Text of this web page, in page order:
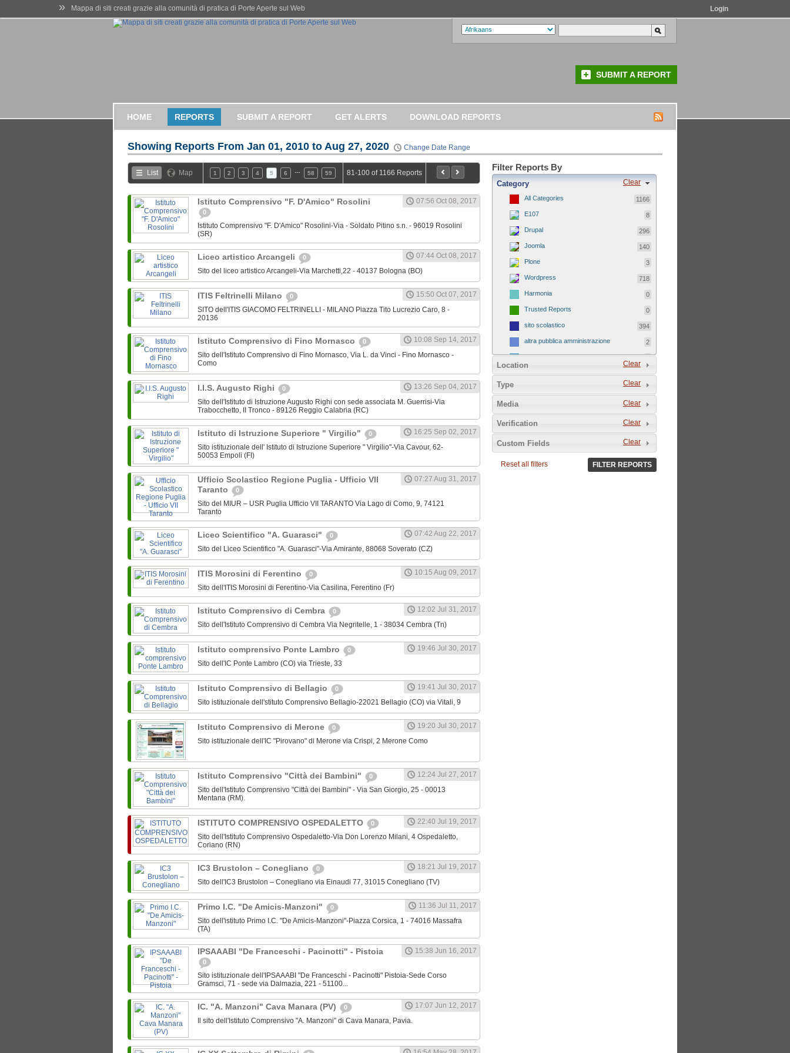
» Mappa di siti creati grazie alla comunità di pratica di Porte Aperte sul Web Login
SUBMIT A REPORT
HOME REPORTS SUBMIT A REPORT GET ALERTS DOWNLOAD REPORTS
Showing Reports From Jan 01, 2010 to Aug 27, 2020 Change Date Range
List Map 1 2 3 4 5 6 58 59 81-100 of 1166 Reports
Istituto Comprensivo "F. D'Amico" Rosolini
0
07:56 Oct 08, 2017
Istituto Comprensivo "F. D'Amico" Rosolini-Via - Soldato Pitino s.n. - 96019 Rosolini
(SR)
Liceo artistico Arcangeli 0
07:44 Oct 08, 2017
Sito del liceo artistico Arcangeli-Via Marchetti,22 - 40137 Bologna (BO)
ITIS Feltrinelli Milano 0
15:50 Oct 07, 2017
SITO dell'ITIS GIACOMO FELTRINELLI - MILANO Piazza Tito Lucrezio Caro, 8 -
20136
Istituto Comprensivo di Fino Mornasco 0
10:08 Sep 14, 2017
Sito dell'Istituto Comprensivo di Fino Mornasco, Via L. da Vinci - Fino Mornasco -
Como
I.I.S. Augusto Righi 0
13:26 Sep 04, 2017
Sito dell'Istituto di Istruzione Augusto Righi con sede associata M. Guerrisi-Via
Trabocchetto, II Tronco - 89126 Reggio Calabria (RC)
Istituto di Istruzione Superiore " Virgilio" 0
16:25 Sep 02, 2017
Sito istituzionale dell' Istituto di Istruzione Superiore " Virgilio"-Via Cavour, 62-
50053 Empoli (FI)
Ufficio Scolastico Regione Puglia - Ufficio VII
Taranto
0
07:27 Aug 31, 2017
Sito del MIUR – USR Puglia Ufficio VII TARANTO Via Lago di Como, 9, 74121
Taranto
Liceo Scientifico "A. Guarasci" 0
07:42 Aug 22, 2017
Sito del Liceo Scientifico "A. Guarasci"-Via Amirante, 88068 Soverato (CZ)
ITIS Morosini di Ferentino 0
10:15 Aug 09, 2017
Sito dell'ITIS Morosini di Ferentino-Via Casilina, Ferentino (Fr)
Istituto Comprensivo di Cembra 0
12:02 Jul 31, 2017
Sito dell'Istituto Comprensivo di Cembra Via Negritelle, 1 - 38034 Cembra (Tn)
Istituto comprensivo Ponte Lambro 0
19:46 Jul 30, 2017
Sito dell'IC Ponte Lambro (CO) via Trieste, 33
Istituto Comprensivo di Bellagio 0
19:41 Jul 30, 2017
Sito istituzionale dell'stituto Comprensivo Bellagio-22021 Bellagio (CO) via Vitali, 9
Istituto Comprensivo di Merone 0
19:20 Jul 30, 2017
Sito istituzionale dell'IC "Pirovano" di Merone via Crispi, 2 Merone Como
Istituto Comprensivo "Città dei Bambini" 0
12:24 Jul 27, 2017
Sito dell'Istituto Comprensivo "Città dei Bambini" - Via San Giorgio, 25 - 00013
Mentana (RM).
ISTITUTO COMPRENSIVO OSPEDALETTO 0
22:40 Jul 19, 2017
Sito dell'Istituto Comprensivo Ospedaletto-Via Don Lorenzo Milani, 4 Ospedaletto,
Coriano (RN)
IC3 Brustolon – Conegliano 0
18:21 Jul 19, 2017
Sito dell'IC3 Brustolon – Conegliano via Einaudi 77, 31015 Conegliano (TV)
Primo I.C. "De Amicis-Manzoni" 0
11:36 Jul 11, 2017
Sito dell'istituto Primo I.C. "De Amicis-Manzoni"-Piazza Corsica, 1 - 74016 Massafra
(TA)
IPSAAABI "De Franceschi - Pacinotti" - Pistoia
0
15:38 Jun 16, 2017
Sito istituzionale dell'IPSAAABI "De Franceschi - Pacinotti" Pistoia-Sede Corso
Gramsci, 71 - sede via Dalmazia, 221 - 51100...
IC. "A. Manzoni" Cava Manara (PV) 0
17:07 Jun 12, 2017
Il sito dell'Istituto Comprensivo "A. Manzoni" di Cava Manara, Pavia.
Filter Reports By
Clear
Category
All Categories 1166
E107 8
Drupal 296
Joomla 140
Plone 3
Wordpress 718
Harmonia 0
Trusted Reports 0
sito scolastico 394
altra pubblica amministrazione 2
sito tematico 8
Clear
Location
Clear
Type
Clear
Media
Clear
Verification
Clear
Custom Fields
Reset all filters FILTER REPORTS